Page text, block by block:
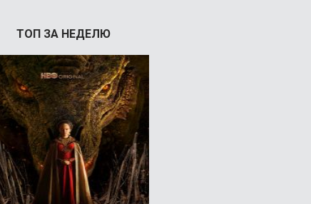
ТОП ЗА НЕДЕЛЮ